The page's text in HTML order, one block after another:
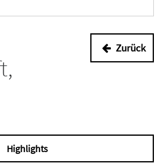
Zurück
Highlights